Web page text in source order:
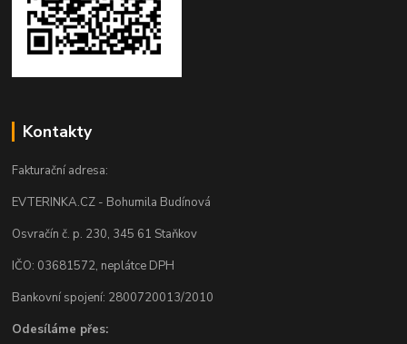
Kontakty
Fakturační adresa:
EVTERINKA.CZ - Bohumila Budínová
Osvračín č. p. 230, 345 61 Staňkov
IČO: 03681572, neplátce DPH
Bankovní spojení: 2800720013/2010
Odesíláme přes: